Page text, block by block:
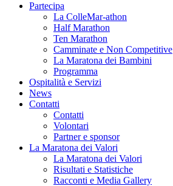
Partecipa
La ColleMar-athon
Half Marathon
Ten Marathon
Camminate e Non Competitive
La Maratona dei Bambini
Programma
Ospitalità e Servizi
News
Contatti
Contatti
Volontari
Partner e sponsor
La Maratona dei Valori
La Maratona dei Valori
Risultati e Statistiche
Racconti e Media Gallery